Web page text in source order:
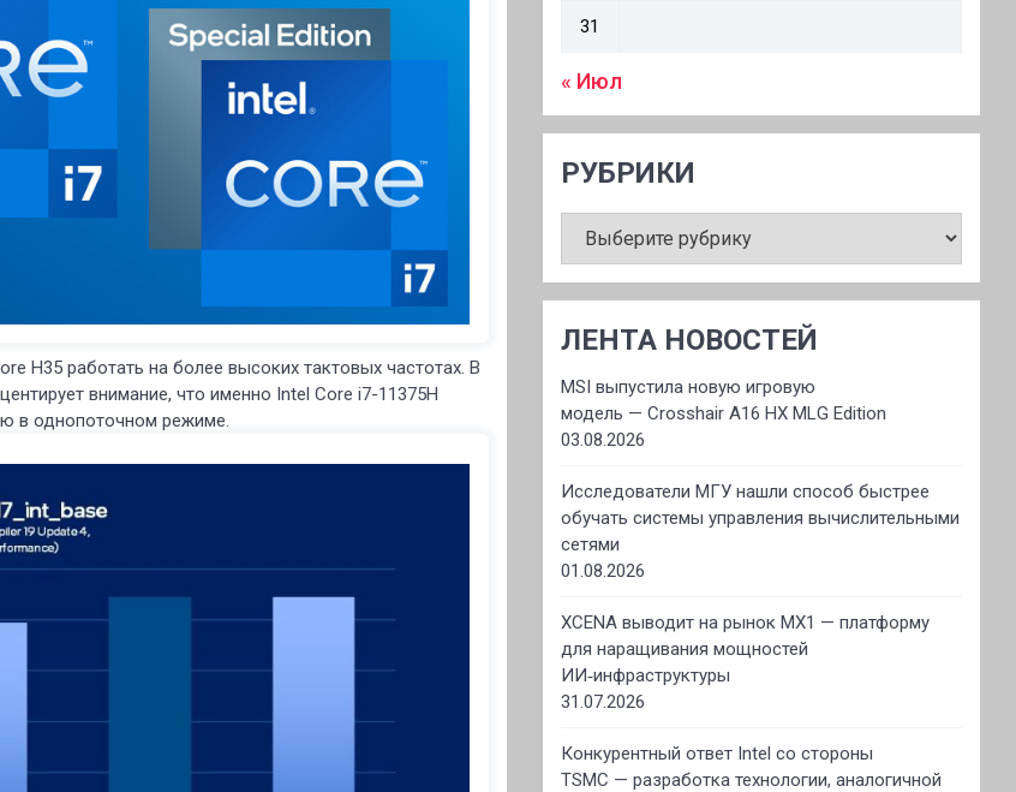
H35 работать на более высоких тактовых частотах. В
внимание, что именно Intel Core i7-11375H
в однопоточном режиме.
31
« Июл
РУБРИКИ
ЛЕНТА НОВОСТЕЙ
MSI выпустила новую игровую
модель — Crosshair A16 HX MLG Edition
03.08.2026
Исследователи МГУ нашли способ быстрее
обучать системы управления вычислительными
сетями
01.08.2026
XCENA выводит на рынок MX1 — платформу
для наращивания мощностей
ИИ‑инфраструктуры
31.07.2026
Конкурентный ответ Intel со стороны
TSMC — разработка технологии, аналогичной